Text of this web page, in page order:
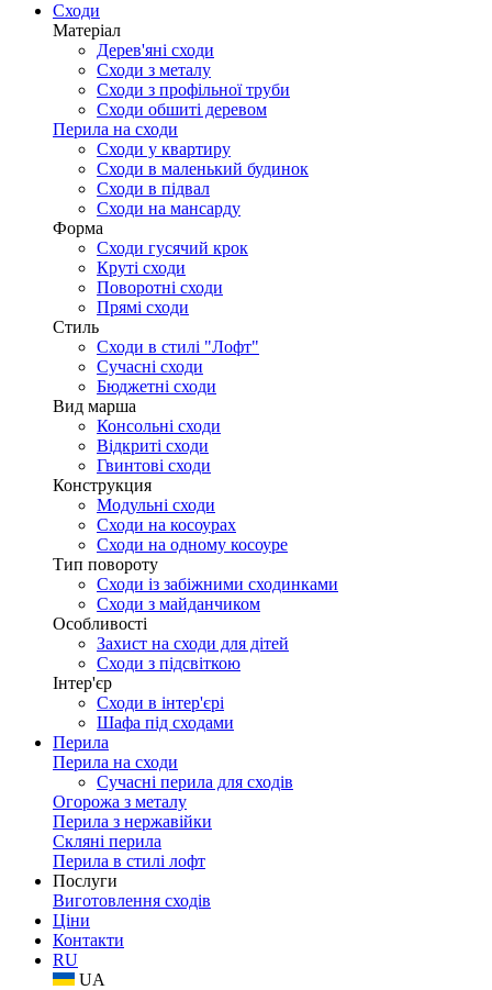
Сходи
Матеріал
Дерев'яні сходи
Сходи з металу
Сходи з профільної труби
Сходи обшиті деревом
Перила на сходи
Сходи у квартиру
Сходи в маленький будинок
Сходи в підвал
Сходи на мансарду
Форма
Сходи гусячий крок
Круті сходи
Поворотні сходи
Прямі сходи
Стиль
Сходи в стилі "Лофт"
Сучасні сходи
Бюджетні сходи
Вид марша
Консольні сходи
Відкриті сходи
Гвинтові сходи
Конструкция
Модульні сходи
Сходи на косоурах
Сходи на одному косоуре
Тип повороту
Сходи із забіжними сходинками
Сходи з майданчиком
Особливості
Захист на сходи для дітей
Сходи з підсвіткою
Інтер'єр
Сходи в інтер'єрі
Шафа під сходами
Перила
Перила на сходи
Сучасні перила для сходів
Огорожа з металу
Перила з нержавійки
Скляні перила
Перила в стилі лофт
Послуги
Виготовлення сходів
Ціни
Контакти
RU
UA